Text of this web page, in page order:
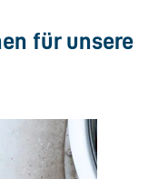
für unsere